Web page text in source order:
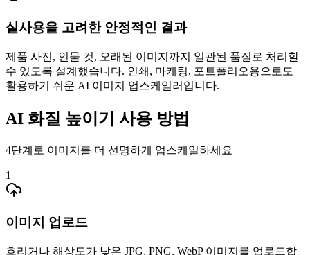
실사용을 고려한 안정적인 결과
제품 사진, 인물 컷, 오래된 이미지까지 일관된 품질로 처리할
수 있도록 설계했습니다. 인쇄, 마케팅, 포트폴리오용으로도
활용하기 쉬운 AI 이미지 업스케일러입니다.
AI 화질 높이기 사용 방법
4단계로 이미지를 더 선명하게 업스케일하세요
1
이미지 업로드
흐리거나 해상도가 낮은 JPG, PNG, WebP 이미지를 업로드합